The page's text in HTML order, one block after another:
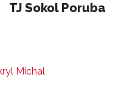
TJ Sokol Poruba
Michal